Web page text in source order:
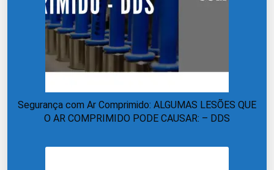
Segurança com Ar Comprimido: ALGUMAS LESÕES QUE
O AR COMPRIMIDO PODE CAUSAR: – DDS